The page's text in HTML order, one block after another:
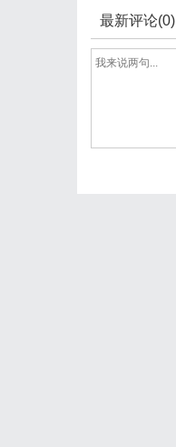
最新评论(0)